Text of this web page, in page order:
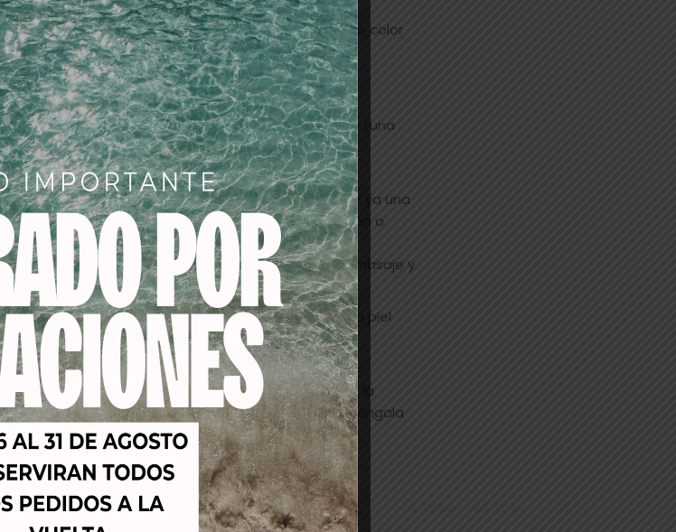
sí, espere hasta que se seque la primera capa de color
los pinceles y trabaje preferentemente con dos
y una para los oscuros.
en el pelo, siempre que éste no esté tratado (una
con alheña). Utilice para esto un cepillo de dientes.
y jabón (o champú) para de esta manera retirar ya una
con agua tibia. Frotar demasiado con agua y jabón o
una leche o crema de limpieza. Aplicar un breve masaje y
puede retirarla con Grimas Cleansing Lotion. Si la piel
aplicar una crema reparadora.
(Pure), se lava con champú.
up, entonces aclárala debajo del grifo. Luego deje la
de prelavado (Biotex). Lávela después a mano o póngala